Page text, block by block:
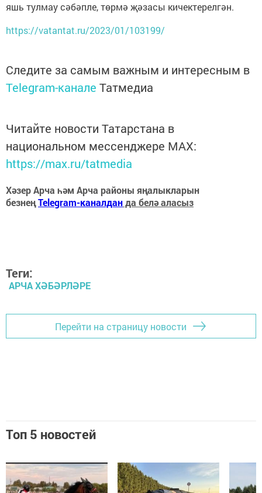
яшь тулмау сәбәпле, төрмә җәзасы кичектерелгән.
https://vatantat.ru/2023/01/103199/
Следите за самым важным и интересным в
Telegram-канале Татмедиа
Читайте новости Татарстана в
национальном мессенджере MАХ:
https://max.ru/tatmedia
Хәзер Арча һәм Арча районы яңалыкларын
безнеңTelegram-каналданда белә аласыз
Теги:
АРЧА ХӘБӘРЛӘРЕ
Перейти на страницу новости
Топ 5 новостей